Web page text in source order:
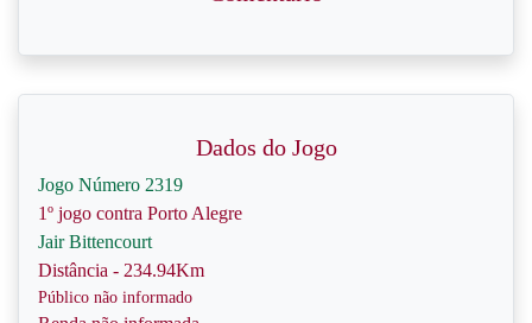
Dados do Jogo
Jogo Número 2319
1º jogo contra Porto Alegre
Jair Bittencourt
Distância - 234.94Km
Público não informado